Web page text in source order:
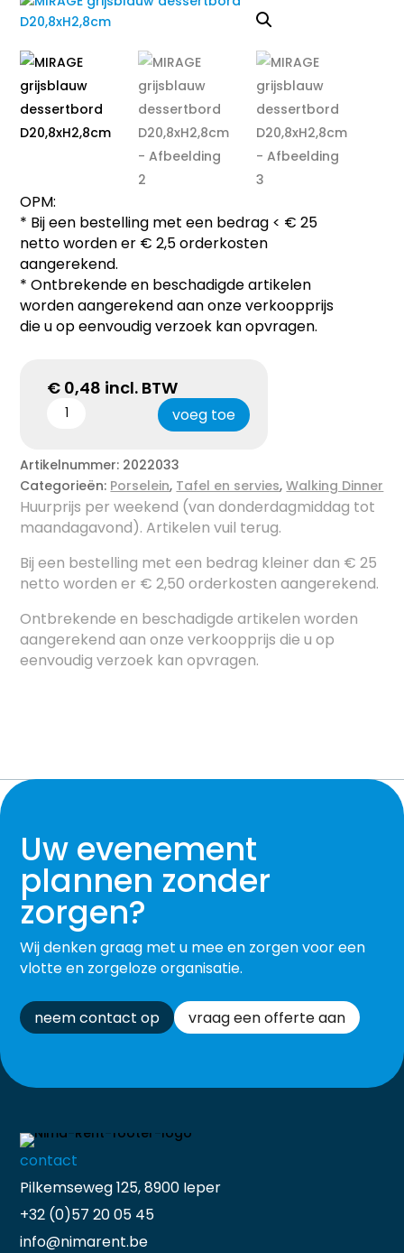
OPM:
* Bij een bestelling met een bedrag < € 25
netto worden er € 2,5 orderkosten
aangerekend.
* Ontbrekende en beschadigde artikelen
worden aangerekend aan onze verkoopprijs
die u op eenvoudig verzoek kan opvragen.
€ 0,48 incl. BTW
voeg toe
Artikelnummer: 2022033
Categorieën: Porselein, Tafel en servies,Walking Dinner
Huurprijs per weekend (van donderdagmiddag tot
maandagavond). Artikelen vuil terug.
Bij een bestelling met een bedrag kleiner dan € 25
netto worden er € 2,50 orderkosten aangerekend.
Ontbrekende en beschadigde artikelen worden
aangerekend aan onze verkoopprijs die u op
eenvoudig verzoek kan opvragen.
Uw evenement
plannen zonder
zorgen?
Wij denken graag met u mee en zorgen voor een
vlotte en zorgeloze organisatie.
neem contact op vraag een offerte aan
contact
Pilkemseweg 125, 8900 Ieper
+32 (0)57 20 05 45
info@nimarent.be